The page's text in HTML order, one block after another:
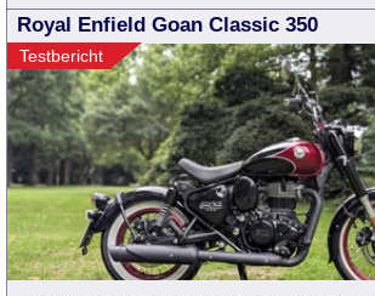
Royal Enfield Goan Classic 350
Testbericht